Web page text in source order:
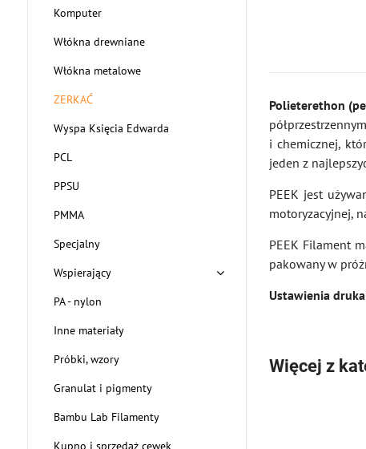
Polieterethon
i chemicznej,
jeden z
PEEK jest
motoryzacyjnej,
PEEK Filament
pakowany w
Ustawienia
Więcej z
Komputer
Włókna drewniane
Włókna metalowe
ZERKAĆ
Wyspa Księcia Edwarda
PCL
PPSU
PMMA
Specjalny
Wspierający
PA - nylon
Inne materiały
Próbki, wzory
Granulat i pigmenty
Bambu Lab Filamenty
Kupno i sprzedaż cewek